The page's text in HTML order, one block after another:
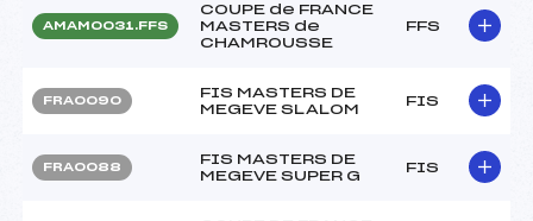
AMAM0031.FFS
COUPE de FRANCE
MASTERS de
CHAMROUSSE
FFS
FRA0090
FIS MASTERS DE
MEGEVE SLALOM
FIS
FRA0088
FIS MASTERS DE
MEGEVE SUPER G
FIS